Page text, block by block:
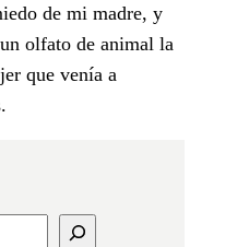
de mi madre, y
olfato de animal la
que venía a